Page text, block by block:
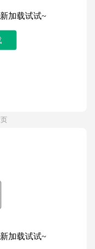
加载试试~
加载试试~